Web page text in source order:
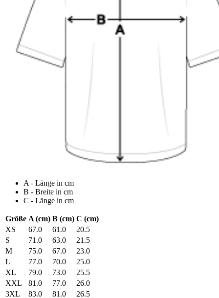
A - Länge in cm
B - Breite in cm
C - Länge in cm
Größe A (cm) B (cm) C (cm)
XS
67.0 61.0
20.5
S
71.0 63.0
21.5
M
75.0 67.0
23.0
L
77.0 70.0
25.0
XL
79.0 73.0
25.5
XXL
81.0 77.0
26.0
3XL
83.0 81.0
26.5